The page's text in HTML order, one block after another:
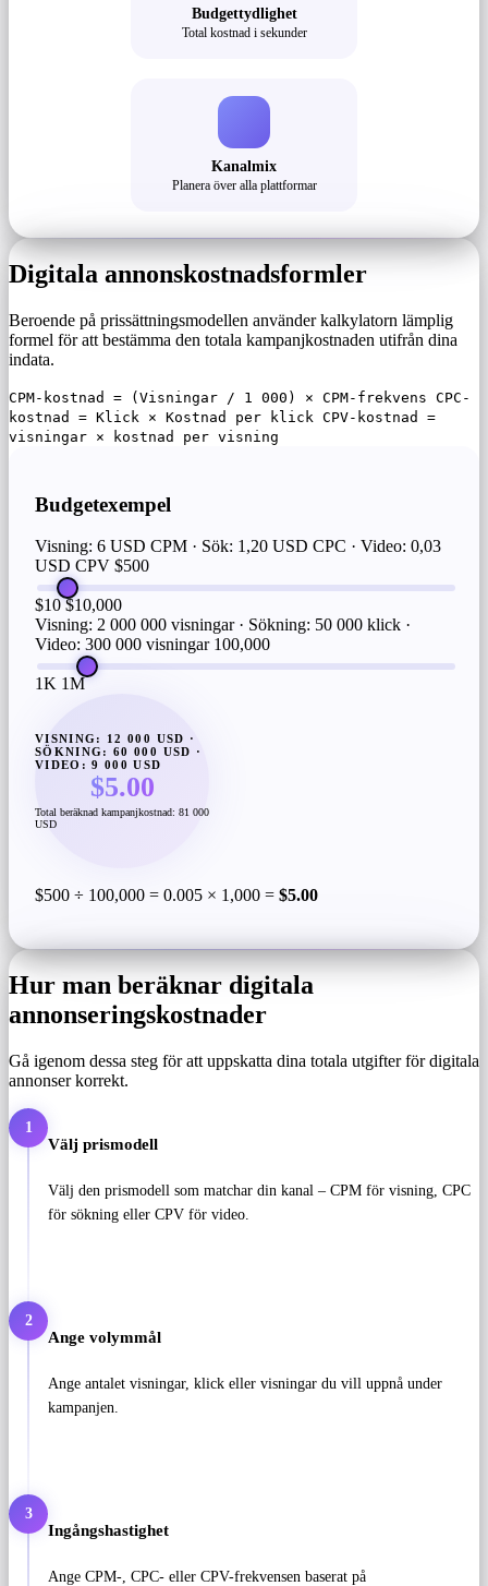
Budgettydlighet
Total kostnad i sekunder
Kanalmix
Planera över alla plattformar
Digitala annonskostnadsformler
Beroende på prissättningsmodellen använder kalkylatorn lämplig
formel för att bestämma den totala kampanjkostnaden utifrån dina
indata.
CPM-kostnad = (Visningar / 1 000) × CPM-frekvens CPC-
kostnad = Klick × Kostnad per klick CPV-kostnad =
visningar × kostnad per visning
Budgetexempel
Visning: 6 USD CPM · Sök: 1,20 USD CPC · Video: 0,03
USD CPV $500
$10 $10,000
Visning: 2 000 000 visningar · Sökning: 50 000 klick ·
Video: 300 000 visningar 100,000
1K 1M
VISNING: 12 000 USD ·
SÖKNING: 60 000 USD ·
VIDEO: 9 000 USD
$5.00
Total beräknad kampanjkostnad: 81 000
USD
$500 ÷ 100,000 = 0.005 × 1,000 = $5.00
Hur man beräknar digitala
annonseringskostnader
Gå igenom dessa steg för att uppskatta dina totala utgifter för digitala
annonser korrekt.
1
Välj prismodell
Välj den prismodell som matchar din kanal – CPM för visning, CPC
för sökning eller CPV för video.
2
Ange volymmål
Ange antalet visningar, klick eller visningar du vill uppnå under
kampanjen.
3
Ingångshastighet
Ange CPM-, CPC- eller CPV-frekvensen baserat på